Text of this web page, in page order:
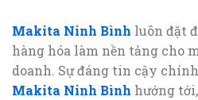
Makita Ninh Bình luôn đặt
hàng hóa làm nền tảng cho
doanh. Sự đáng tin cậy
Makita Ninh Bình hướng